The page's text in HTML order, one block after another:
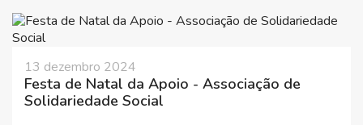
13 dezembro 2024
Festa de Natal da Apoio - Associação de
Solidariedade Social